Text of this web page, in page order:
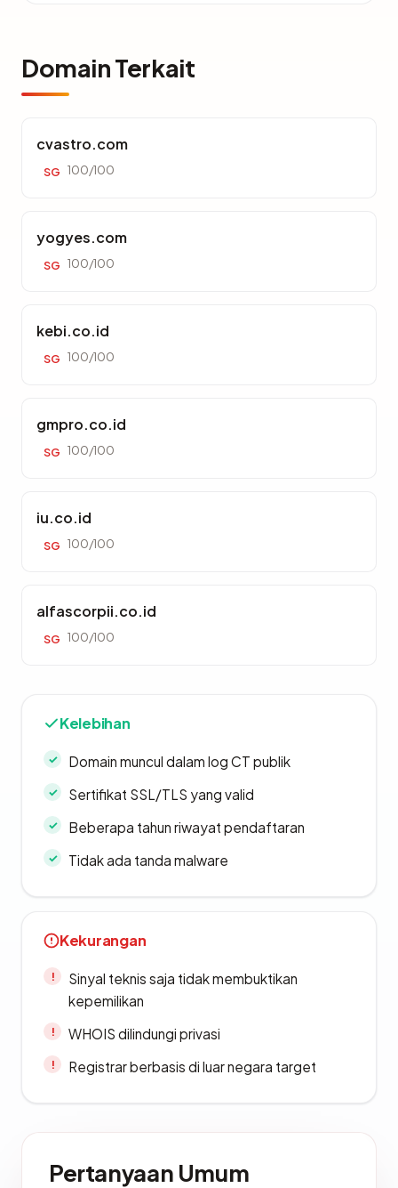
Domain Terkait
cvastro.com
SG 100/100
yogyes.com
SG 100/100
kebi.co.id
SG 100/100
gmpro.co.id
SG 100/100
iu.co.id
SG 100/100
alfascorpii.co.id
SG 100/100
Kelebihan
Domain muncul dalam log CT publik
Sertifikat SSL/TLS yang valid
Beberapa tahun riwayat pendaftaran
Tidak ada tanda malware
Kekurangan
Sinyal teknis saja tidak membuktikan
kepemilikan
WHOIS dilindungi privasi
Registrar berbasis di luar negara target
Pertanyaan Umum